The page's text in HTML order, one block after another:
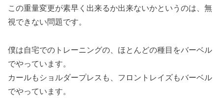
この重量変更が素早く出来るか出来ないかというのは、無
視できない問題です。
僕は自宅でのトレーニングの、ほとんどの種目をバーベル
でやっています。
カールもショルダープレスも、フロントレイズもバーベル
でやっています。